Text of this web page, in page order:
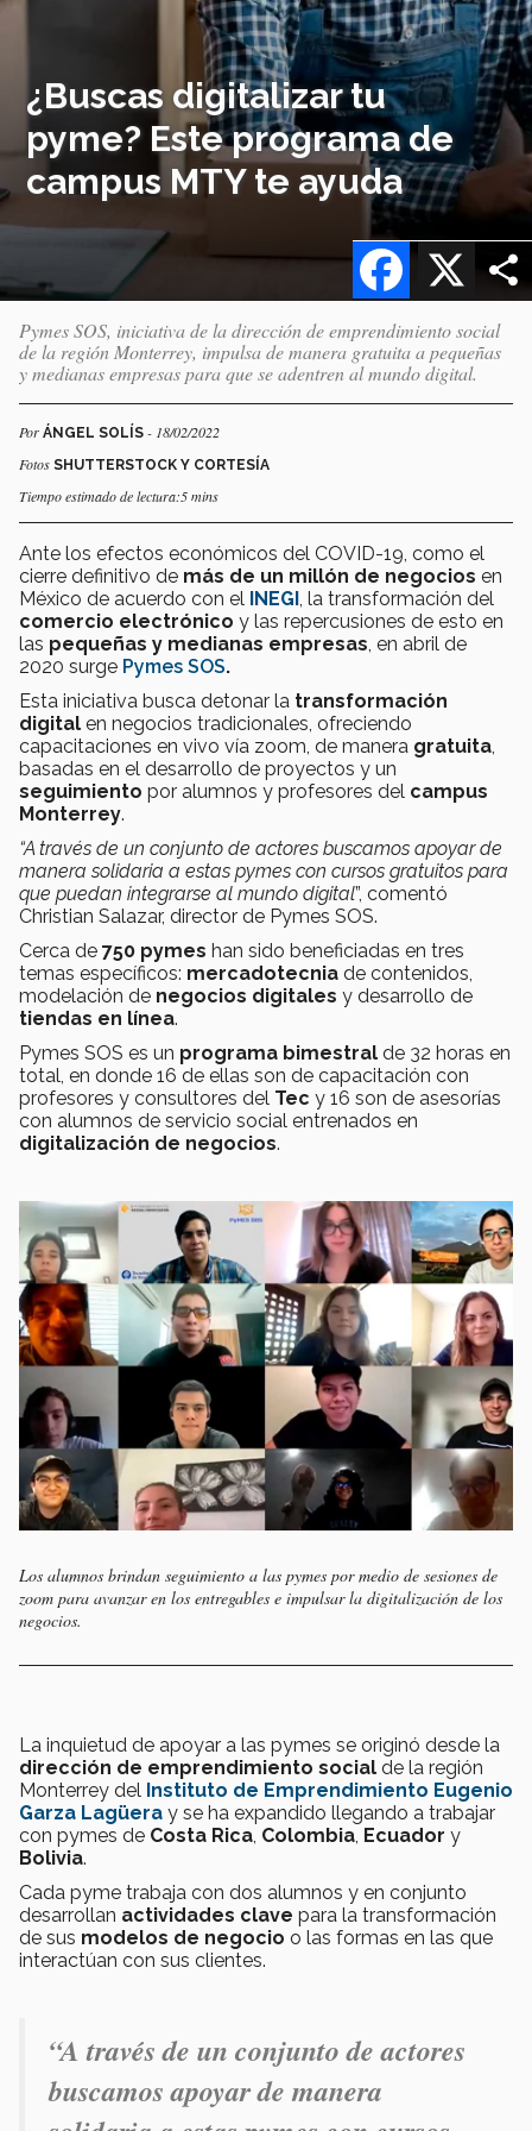
¿Buscas digitalizar tu
pyme? Este programa de
campus MTY te ayuda
X
Facebook
Pymes SOS, iniciativa de la dirección de emprendimiento social
de la región Monterrey, impulsa de manera gratuita a pequeñas
y medianas empresas para que se adentren al mundo digital.
Por ÁNGEL SOLÍS - 18/02/2022
Fotos SHUTTERSTOCK Y CORTESÍA
Tiempo estimado de lectura:5 mins
Ante los efectos económicos del COVID-19, como el
cierre definitivo de más de un millón de negocios en
México de acuerdo con el INEGI , la transformación del
comercio electrónico y las repercusiones de esto en
las pequeñas y medianas empresas , en abril de
2020 surge Pymes SOS.
Esta iniciativa busca detonar la transformación
digital en negocios tradicionales, ofreciendo
capacitaciones en vivo vía zoom, de manera gratuita
basadas en el desarrollo de proyectos y un
seguimiento por alumnos y profesores del campus
Monterrey.
“A través de un conjunto de actores buscamos apoyar de
manera solidaria a estas pymes con cursos gratuitos para
que puedan integrarse al mundo digital”, comentó
Christian Salazar, director de Pymes SOS.
Cerca de 750 pymes han sido beneficiadas en tres
temas específicos: mercadotecnia de contenidos,
modelación de negocios digitales y desarrollo de
tiendas en línea.
Pymes SOS es un programa bimestral de 32 horas en
total, en donde 16 de ellas son de capacitación con
profesores y consultores del Tec y 16 son de asesorías
con alumnos de servicio social entrenados en
digitalización de negocios.
Los alumnos brindan seguimiento a las pymes por medio de sesiones de
zoom para avanzar en los entregables e impulsar la digitalización de los
negocios.
La inquietud de apoyar a las pymes se originó desde la
dirección de emprendimiento social de la región
Monterrey del Instituto de Emprendimiento Eugenio
Garza Lagüera y se ha expandido llegando a trabajar
con pymes de Costa Rica, Colombia, Ecuador y
Bolivia.
Cada pyme trabaja con dos alumnos y en conjunto
desarrollan actividades clave para la transformación
de sus modelos de negocio o las formas en las que
interactúan con sus clientes.
“A través de un conjunto de actores
buscamos apoyar de manera